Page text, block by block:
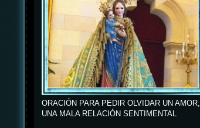
ORACIÓN PARA PEDIR OLVIDAR UN AMOR,
UNA MALA RELACIÓN SENTIMENTAL